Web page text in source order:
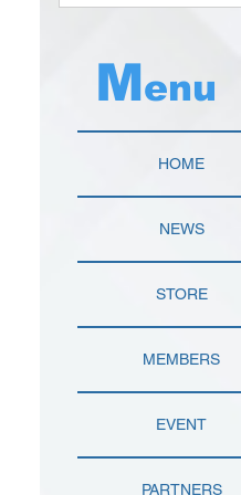
Menu
HOME
NEWS
STORE
MEMBERS
EVENT
PARTNERS